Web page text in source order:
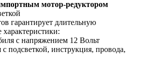
мотор-редуктором
гарантирует длительную
с напряжением 12 Вольт
подсветкой, инструкция, провода,